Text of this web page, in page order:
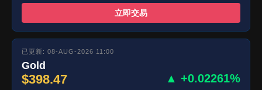
立即交易
已更新: 08-AUG-2026 11:00
Gold
$398.47 ▲ +0.02261%